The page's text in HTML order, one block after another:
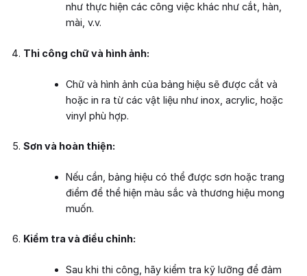
như thực hiện các công việc khác như cắt, hàn,
mài, v.v.
Thi công chữ và hình ảnh:
Chữ và hình ảnh của bảng hiệu sẽ được cắt và
hoặc in ra từ các vật liệu như inox, acrylic, hoặc
vinyl phù hợp.
Sơn và hoàn thiện:
Nếu cần, bảng hiệu có thể được sơn hoặc trang
điểm để thể hiện màu sắc và thương hiệu mong
muốn.
Kiểm tra và điều chỉnh:
Sau khi thi công, hãy kiểm tra kỹ lưỡng để đảm